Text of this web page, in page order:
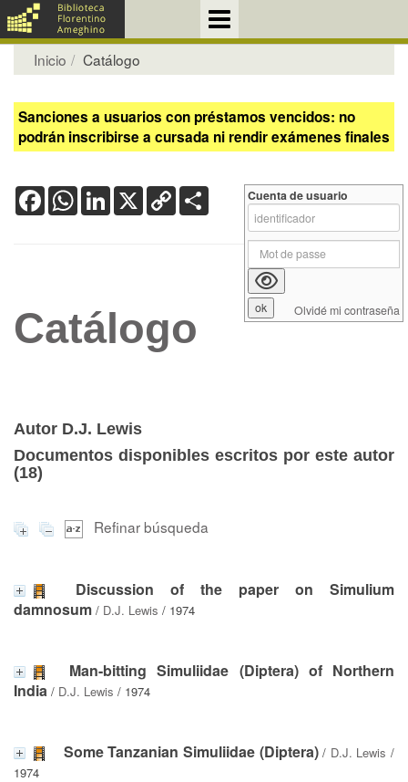
Inicio Catálogo
Sanciones a usuarios con préstamos vencidos: no
podrán inscribirse a cursada ni rendir exámenes finales
FacebookWhatsApp
LinkedIn
X Copy
Link
Catálogo
Autor D.J. Lewis
Documentos disponibles escritos por este autor
(18)
Refinar búsqueda
Discussion of the paper on Simulium
damnosum / D.J. Lewis / 1974
Man-bitting Simuliidae (Diptera) of Northern
India / D.J. Lewis / 1974
Some Tanzanian Simuliidae (Diptera)/ D.J. Lewis /
1974
Cuenta de usuario
Olvidé mi contraseña